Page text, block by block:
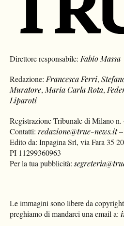
Direttore responsabile: Fabio Massa
Redazione: Francesca Ferri,
Muratore, Maria Carla Rota,
Liparoti
Registrazione Tribunale di Milano
Contatti:redazione@true-news.it
Edito da: Inpagina Srl, via Fara 35
PI 11299360963
Per la tua pubblicità:
Le immagini sono libere da
preghiamo di mandarci una email a: